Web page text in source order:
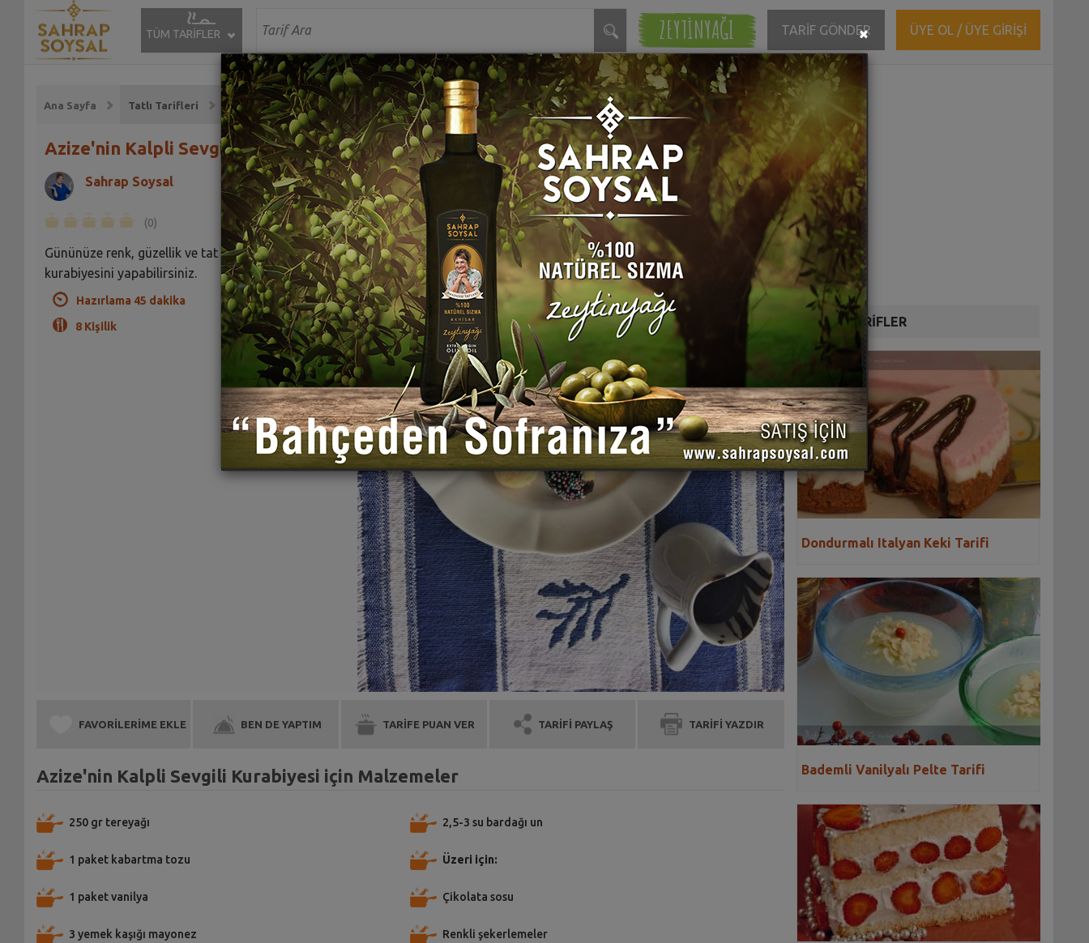
TÜM TARİFLER ZEYTİNYAĞI TARİF GÖNDER ÜYE OL / ÜYE GİRİŞİ
Ana Sayfa Tatlı Tarifleri
Azize'nin Kalpli Sevgili Kurabiyesi
Sahrap Soysal
(0)
Gününüze renk, güzellik ve tat katmak için sevgili
kurabiyesini yapabilirsiniz.
Hazırlama 45 dakika
8 Kişilik
FAVORİLERİME EKLE BEN DE YAPTIM TARİFE PUAN VER TARİFİ PAYLAŞ TARİFİ YAZDIR
Azize'nin Kalpli Sevgili Kurabiyesi için Malzemeler
250 gr tereyağı
1 paket kabartma tozu
1 paket vanilya
3 yemek kaşığı mayonez
2,5-3 su bardağı un
Üzeri için:
Çikolata sosu
Renkli şekerlemeler
DİĞER TARİFLER
Dondurmalı Italyan Keki Tarifi
Bademli Vanilyalı Pelte Tarifi
×Close